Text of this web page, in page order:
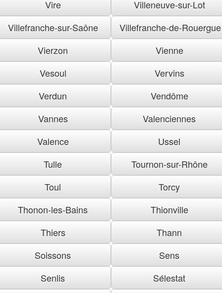
Vire
Villeneuve-sur-Lot
Villefranche-sur-Saône
Villefranche-de-Rouergue
Vierzon
Vienne
Vesoul
Vervins
Verdun
Vendôme
Vannes
Valenciennes
Valence
Ussel
Tulle
Tournon-sur-Rhône
Toul
Torcy
Thonon-les-Bains
Thionville
Thiers
Thann
Soissons
Sens
Senlis
Sélestat